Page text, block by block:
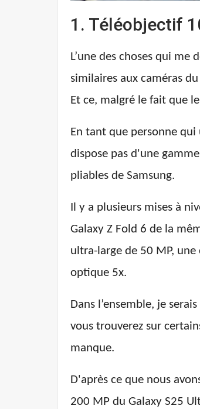
1. Téléobjectif
L’une des choses qui
similaires aux caméras
Et ce, malgré le fait que
En tant que personne
dispose pas d'une
pliables de Samsung.
Il y a plusieurs mises à
Galaxy Z Fold 6 de la
ultra-large de 50 MP,
optique 5x.
Dans l’ensemble, je
vous trouverez sur
manque.
D'après ce que nous
200 MP du Galaxy S25